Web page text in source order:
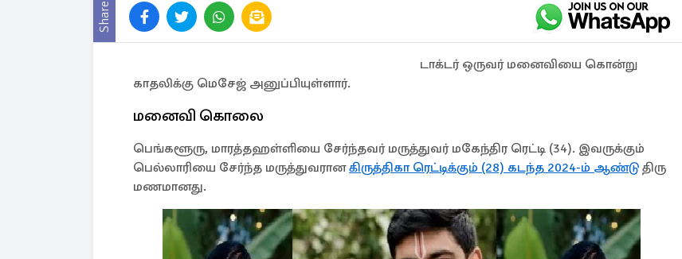
Share
டாக்டர் ஒருவர் மனைவியை கொன்று
காதலிக்கு மெசேஜ் அனுப்பியுள்ளார்.
மனைவி கொலை
பெங்​களூரு​, மாரத்தஹள்​ளியை சேர்ந்​தவர் மருத்துவர் மகேந்​திர ரெட்டி (34). இவருக்கும்
பெல்​லாரியை சேர்ந்த மருத்துவ​ரான‌கிருத்​திகா ரெட்​டிக்​கும் (28) கடந்த 2024-ம் ஆண்டு திரு​
மண​மான‌து.